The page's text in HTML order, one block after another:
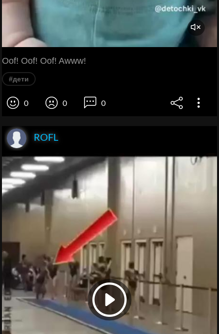
Oof! Oof! Oof! Awww!
#дети
0 0 0
ROFL